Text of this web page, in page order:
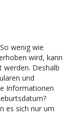
wenig wie
wird, kann
werden. Deshalb
und
Informationen
es sich nur um